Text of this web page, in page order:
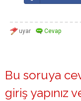
Bu soruya
giriş yapınız